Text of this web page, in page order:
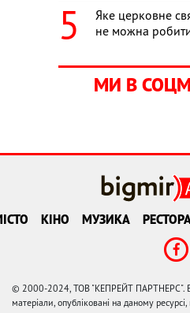
Яке церковне
не можна
МИ В
КІНО МУЗИКА
© 2000-2024, ТОВ "КЕПРЕЙТ ПАРТНЕРС".
матеріали, опубліковані на даному